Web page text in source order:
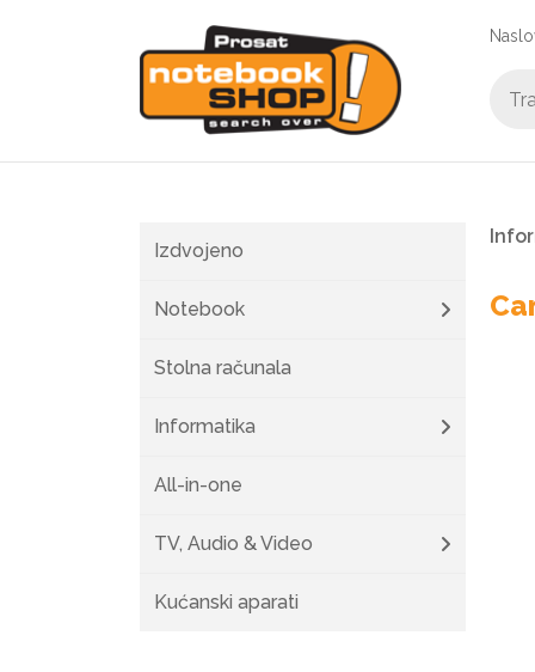
Izdvojeno
Notebook
Stolna računala
Informatika
All-in-one
TV, Audio & Video
Kućanski aparati